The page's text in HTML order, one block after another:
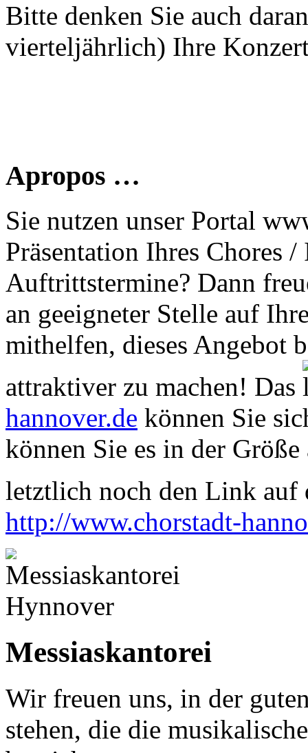
Bitte denken Sie auch
vierteljährlich) Ihre
Apropos …
Sie nutzen unser Portal
Präsentation Ihres Chores
Auftrittstermine? Dann
an geeigneter Stelle auf
mithelfen, dieses Angebot
attraktiver zu machen! Das
hannover.de können Sie
können Sie es in der
letztlich noch den Link auf
http://www.chorstadt-
Messiaskantorei
Wir freuen uns, in der
stehen, die die